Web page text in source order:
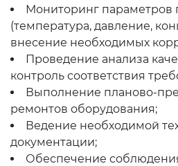
Мониторинг параметров
(температура, давление,
внесение необходимых
Проведение анализа
контроль соответствия
Выполнение планово-
ремонтов оборудования;
Ведение необходимой
документации;
Обеспечение